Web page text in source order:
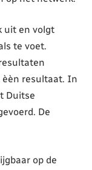
uit en volgt
te voet.
èèn resultaat. In
Duitse
De
op de